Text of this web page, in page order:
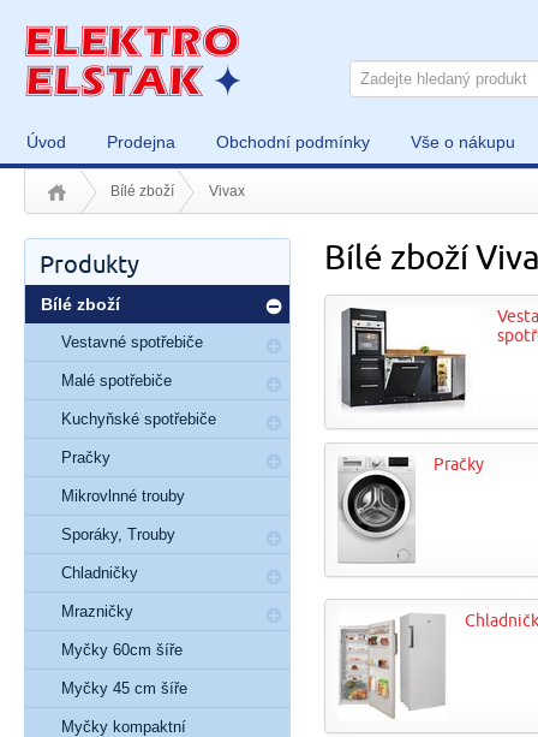
Úvod Prodejna Obchodní podmínky Vše o nákupu
Bílé zboží Vivax
Bílé zboží
Pračky
Produkty
Bílé zboží
Vestavné spotřebiče
Malé spotřebiče
Kuchyňské spotřebiče
Pračky
Mikrovlnné trouby
Sporáky, Trouby
Chladničky
Mrazničky
Myčky 60cm šíře
Myčky 45 cm šíře
Myčky kompaktní